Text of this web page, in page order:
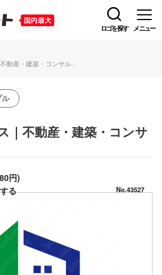
ロゴを探す メニュー
動産・建築・コンサル」
ル
｜不動産・建築・コンサ
円)
る
No.43527